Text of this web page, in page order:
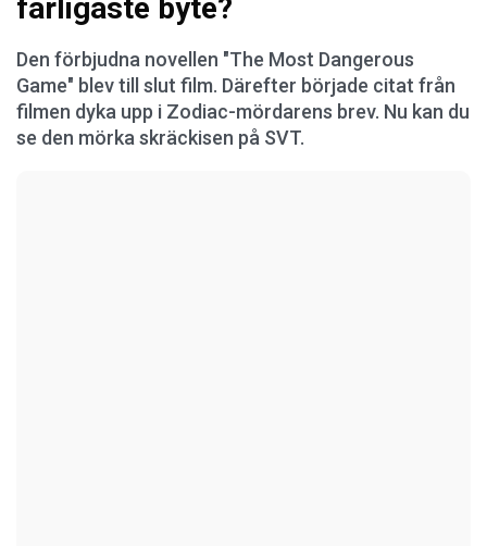
farligaste byte?
Den förbjudna novellen "The Most Dangerous
Game" blev till slut film. Därefter började citat från
filmen dyka upp i Zodiac-mördarens brev. Nu kan du
se den mörka skräckisen på SVT.